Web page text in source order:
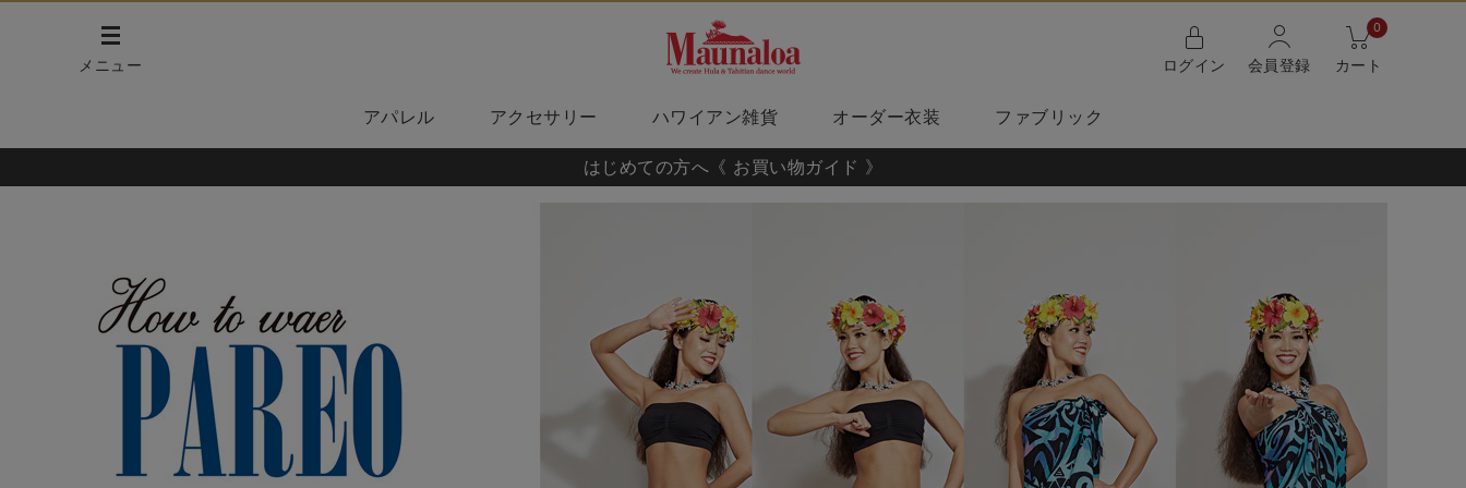
メニュー ログイン 会員登録
0
カート
アパレル アクセサリー ハワイアン雑貨 オーダー衣装 ファブリック
はじめての方へ《 お買い物ガイド 》